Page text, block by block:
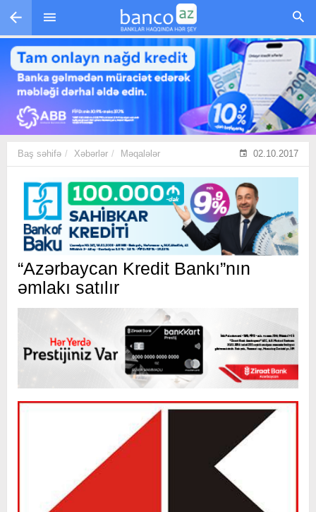
Skip to main content
Baş səhifə Xəbərlər Məqalələr 02.10.2017
“Azərbaycan Kredit Bankı”nın
əmlakı satılır